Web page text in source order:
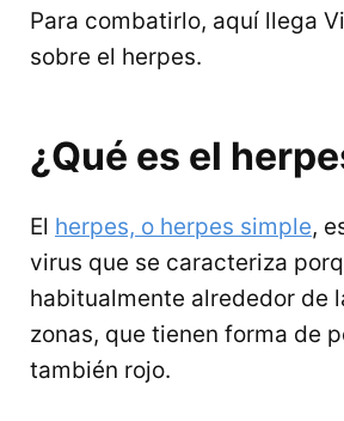
Para combatirlo, aquí llega
sobre el herpes.
¿Qué es el
El herpes, o herpes simple,
virus que se caracteriza
habitualmente alrededor de
zonas, que tienen forma de
también rojo.